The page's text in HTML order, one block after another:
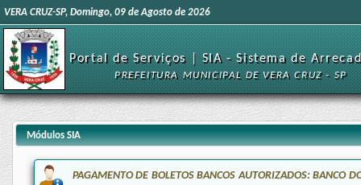
VERA CRUZ-SP, Domingo, 09 de Agosto de 2026
Portal de Serviços | SIA - Sistema de
PREFEITURA MUNICIPAL DE VERA CRUZ - SP
Módulos SIA
PAGAMENTO DE BOLETOS BANCOS AUTORIZADOS: BANCO